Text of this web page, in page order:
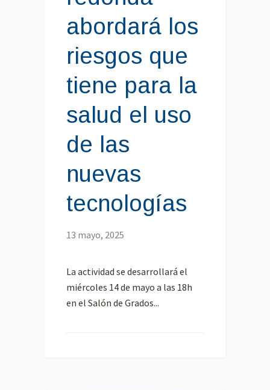
abordará los
riesgos que
tiene para la
salud el uso
de las
nuevas
tecnologías
13 mayo, 2025
La actividad se desarrollará el
miércoles 14 de mayo a las 18h
en el Salón de Grados...